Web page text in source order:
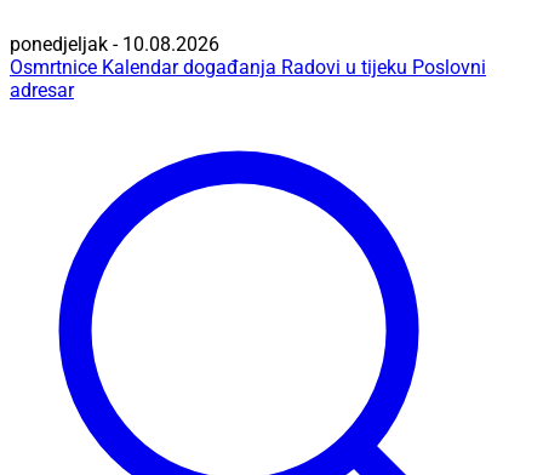
ponedjeljak - 10.08.2026
Osmrtnice Kalendar događanja Radovi u tijeku Poslovni
adresar